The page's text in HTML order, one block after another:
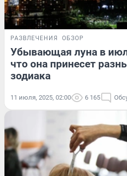
РАЗВЛЕЧЕНИЯ ОБЗОР
Убывающая луна в
что она принесет
зодиака
11 июля, 2025, 02:00 6 165